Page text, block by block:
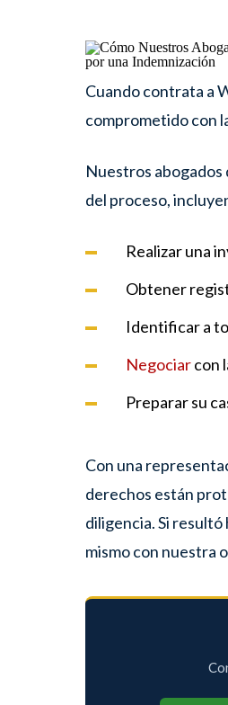
Cuando contrata a
comprometido con
Nuestros abogados
del proceso,
Realizar una
Obtener
Identificar a
Negociarcon
Preparar su
Con una
derechos están
diligencia. Si
mismo con nuestra